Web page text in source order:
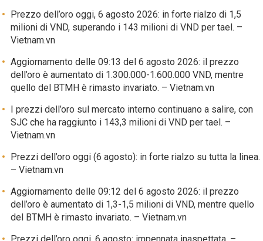
Prezzo dell’oro oggi, 6 agosto 2026: in forte rialzo di 1,5
milioni di VND, superando i 143 milioni di VND per tael. –
Vietnam.vn
Aggiornamento delle 09:13 del 6 agosto 2026: il prezzo
dell’oro è aumentato di 1.300.000-1.600.000 VND, mentre
quello del BTMH è rimasto invariato. – Vietnam.vn
I prezzi dell’oro sul mercato interno continuano a salire, con
SJC che ha raggiunto i 143,3 milioni di VND per tael. –
Vietnam.vn
Prezzi dell’oro oggi (6 agosto): in forte rialzo su tutta la linea.
– Vietnam.vn
Aggiornamento delle 09:12 del 6 agosto 2026: il prezzo
dell’oro è aumentato di 1,3-1,5 milioni di VND, mentre quello
del BTMH è rimasto invariato. – Vietnam.vn